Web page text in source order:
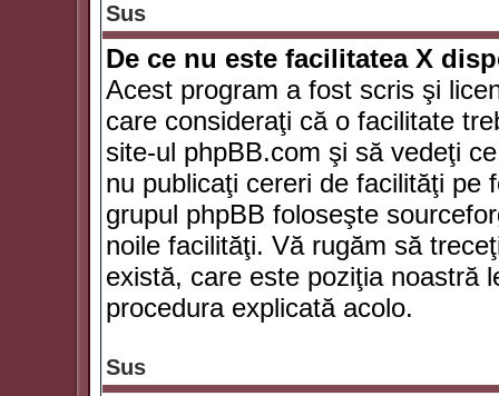
Sus
De ce nu este facilitatea X
Acest program a fost scris şi
care consideraţi că o facilitate
site-ul phpBB.com şi să vedeţi
nu publicaţi cereri de facilităţi pe
grupul phpBB foloseşte
noile facilităţi. Vă rugăm să
există, care este poziţia noastră
procedura explicată acolo.
Sus